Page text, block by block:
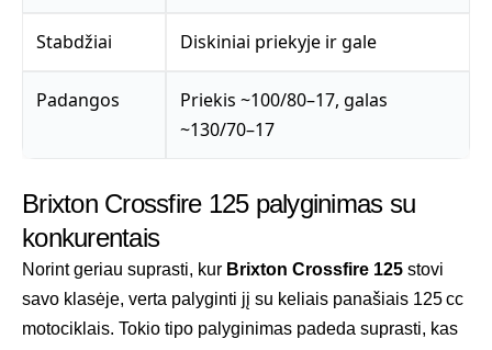
Stabdžiai Diskiniai priekyje ir gale
Padangos
Priekis ~100/80–17, galas
~130/70–17
Brixton Crossfire 125 palyginimas su
konkurentais
Norint geriau suprasti, kur Brixton Crossfire 125 stovi
savo klasėje, verta palyginti jį su keliais panašiais 125 cc
motociklais. Tokio tipo palyginimas padeda suprasti, kas